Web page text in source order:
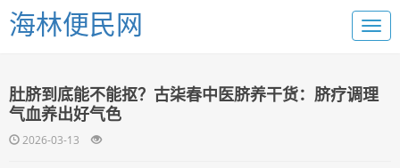
海林便民网
肚脐到底能不能抠？古柒春中医脐养干货：脐疗调理
气血养出好气色
2026-03-13